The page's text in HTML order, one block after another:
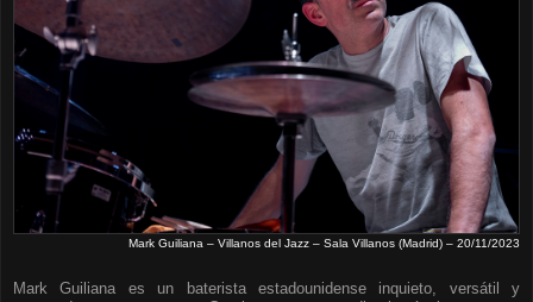
Mark Guiliana – Villanos del Jazz – Sala Villanos (Madrid) – 20/11/2023
Mark Guiliana es un baterista estadounidense inquieto, versátil y